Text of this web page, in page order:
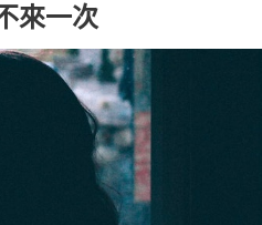
來一次